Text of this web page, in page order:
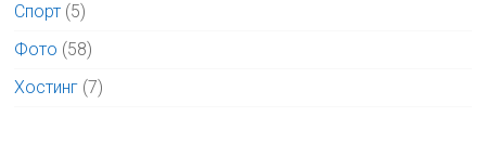
Спорт (5)
Фото (58)
Хостинг (7)